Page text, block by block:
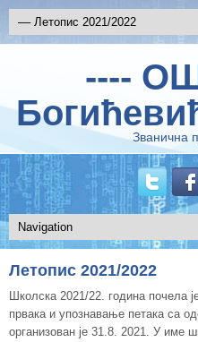
----
Званична
Летопис 2021/2022
Школска 2021/22. година почела
првака и упознавање петака са
организован је 31.8. 2021. У име